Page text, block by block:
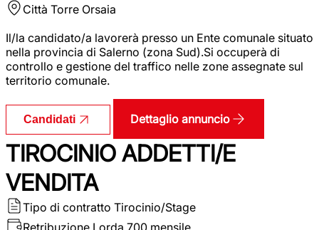
Città Torre Orsaia
Il/la candidato/a lavorerà presso un Ente comunale situato
nella provincia di Salerno (zona Sud).Si occuperà di
controllo e gestione del traffico nelle zone assegnate sul
territorio comunale.
Candidati Dettaglio annuncio
TIROCINIO ADDETTI/E
VENDITA
Tipo di contratto Tirocinio/Stage
Retribuzione Lorda 700 mensile